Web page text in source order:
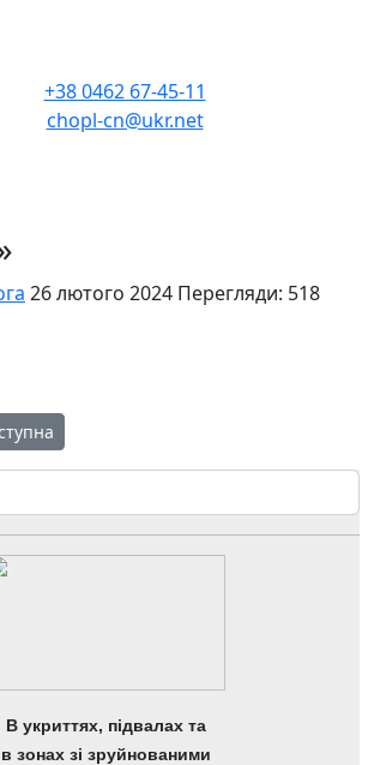
+38 0462 67-45-11
chopl-cn@ukr.net
26 лютого 2024 Перегляди: 518
"Ні - суму та тривозі! Так - насолоді та
стаття: Національна гаряча лінія для
В укриттях, підвалах та
в зонах зі зруйнованими